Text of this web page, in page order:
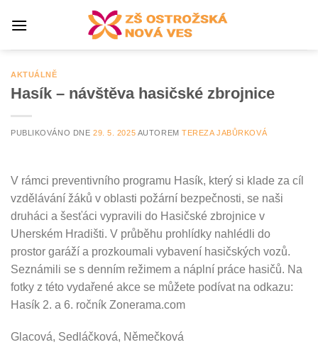
AKTUÁLNĚ
Hasík – návštěva hasičské zbrojnice
PUBLIKOVÁNO DNE 29. 5. 2025 AUTOREMTEREZA JABŮRKOVÁ
V rámci preventivního programu Hasík, který si klade za cíl
vzdělávání žáků v oblasti požární bezpečnosti, se naši
druháci a šesťáci vypravili do Hasičské zbrojnice v
Uherském Hradišti. V průběhu prohlídky nahlédli do
prostor garáží a prozkoumali vybavení hasičských vozů.
Seznámili se s denním režimem a náplní práce hasičů. Na
fotky z této vydařené akce se můžete podívat na odkazu:
Hasík 2. a 6. ročník Zonerama.com
Glacová, Sedláčková, Němečková